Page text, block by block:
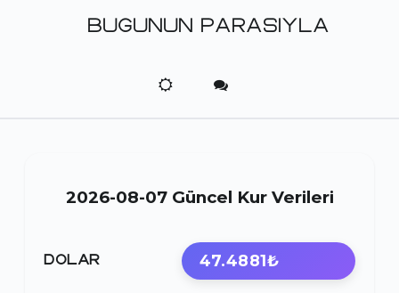
BUGUNUN PARASIYLA
2026-08-07 Güncel Kur Verileri
DOLAR 47.4881₺